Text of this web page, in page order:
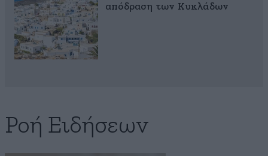
απόδραση των Κυκλάδων
Ροή Ειδήσεων